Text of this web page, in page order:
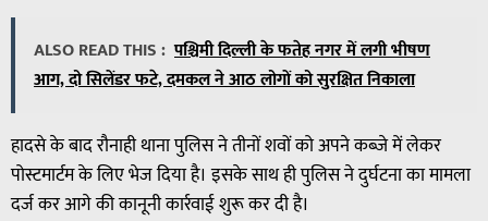
ALSO READ THIS : पश्चिमी दिल्ली के फतेह नगर में लगी भीषण
आग, दो सिलेंडर फटे, दमकल ने आठ लोगों को सुरक्षित निकाला
हादसे के बाद रौनाही थाना पुलिस ने तीनों शवों को अपने कब्जे में लेकर
पोस्टमार्टम के लिए भेज दिया है। इसके साथ ही पुलिस ने दुर्घटना का मामला
दर्ज कर आगे की कानूनी कार्रवाई शुरू कर दी है।